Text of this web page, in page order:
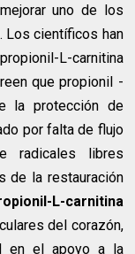
uno de los
Los científicos han
L-carnitina
que propionil -
la protección de
por falta de flujo
radicales libres
de la restauración
L-carnitina
del corazón,
en el apoyo a la